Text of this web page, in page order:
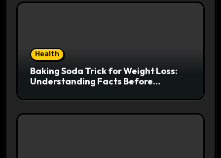
Health
Baking Soda Trick for Weight Loss:
Understanding Facts Before